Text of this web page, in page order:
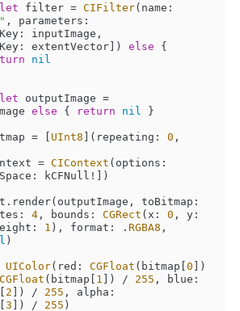
let filter = CIFilter
, parameters:
inputImage,
extentVector]) else {
nil
let outputImage =
else { return nil }
= UInt8 ](repeating: 0 ,
= CIContext (options:
kCFNull ! ])
4 , bounds: CGRect (x: 0
1 ), format: . RGBA8 ,
)
UIColor(red: CGFloat (bitmap[ 0
CGFloat (bitmap[ 1 ]) / 255
2 ]) / 255
3 ]) / 255 )